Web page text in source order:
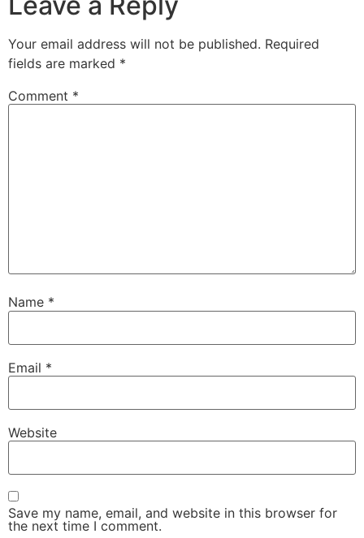
Your email address will not be published. Required
fields are marked *
Comment *
Name *
Email *
Website
Save my name, email, and website in this browser for
the next time I comment.